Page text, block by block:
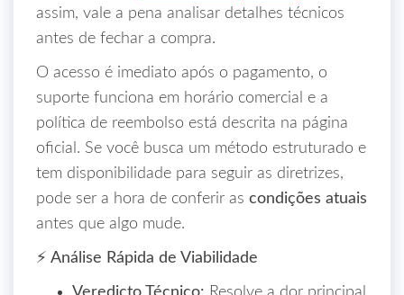
assim, vale a pena analisar detalhes técnicos
antes de fechar a compra.
O acesso é imediato após o pagamento, o
suporte funciona em horário comercial e a
política de reembolso está descrita na página
oficial. Se você busca um método estruturado e
tem disponibilidade para seguir as diretrizes,
pode ser a hora de conferir as condições atuais
antes que algo mude.
⚡ Análise Rápida de Viabilidade